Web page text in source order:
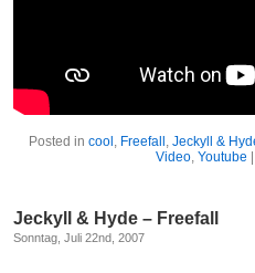
Posted in cool , Freefall , Jeckyll &
Video, Youtube
Jeckyll & Hyde – Freefall
Sonntag, Juli 22nd, 2007